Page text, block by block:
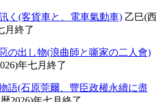
く(客貨車と、電車氣動車) 乙巳(西
月終了
の出し物(浪曲師と噺家の二人會)
年七月終了
語(石原莞爾、豐臣政權永續に盡